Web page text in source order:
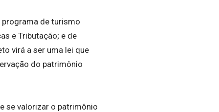
de turismo
e Tributação; e de
virá a ser uma lei que
do patrimônio
se valorizar o patrimônio